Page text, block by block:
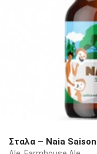
Σταλα – Naia